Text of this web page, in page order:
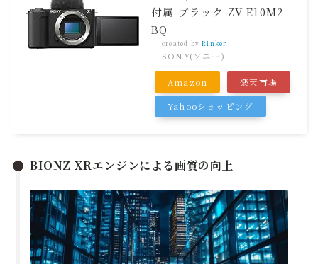
付属 ブラック ZV-E10M2
BQ
created byRinker
SONY(ソニー)
Amazon 楽天市場
Yahooショッピング
BIONZ XRエンジンによる画質の向上